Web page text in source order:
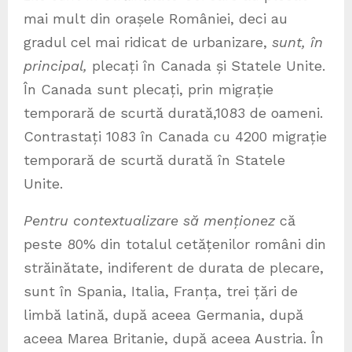
mai mult din orașele României, deci au
gradul cel mai ridicat de urbanizare, sunt, în
principal, plecați în Canada și Statele Unite.
În Canada sunt plecați, prin migrație
temporară de scurtă durată,1083 de oameni.
Contrastați 1083 în Canada cu 4200 migrație
temporară de scurtă durată în Statele
Unite.
Pentru contextualizare să menționez că
peste 80% din totalul cetățenilor români din
străinătate, indiferent de durata de plecare,
sunt în Spania, Italia, Franța, trei țări de
limbă latină, după aceea Germania, după
aceea Marea Britanie, după aceea Austria. În